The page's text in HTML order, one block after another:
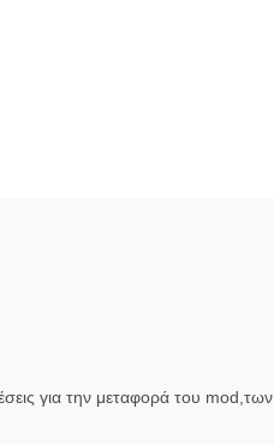
για την μεταφορά του mod,των